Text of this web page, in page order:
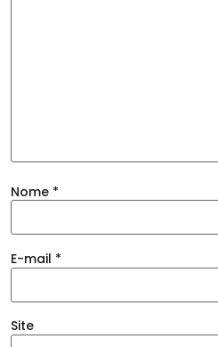
Nome *
E-mail *
Site